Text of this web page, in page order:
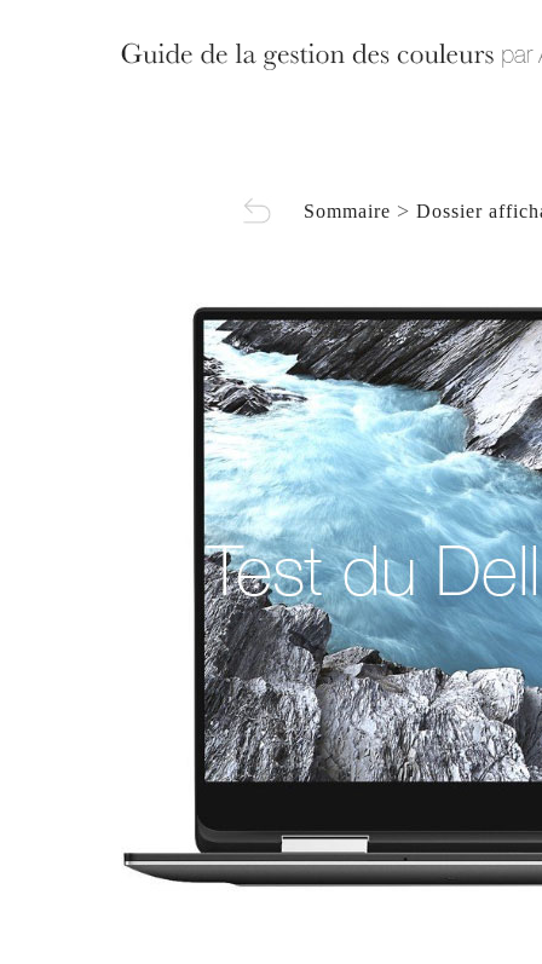
Sommaire > Dossier